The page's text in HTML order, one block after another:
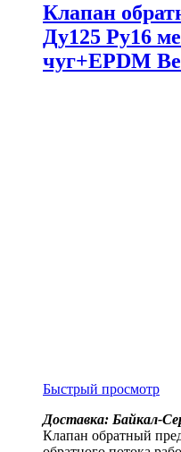
Клапан
Ду125 Ру16
чуг+EPDM
Быстрый просмотр
Доставка: Байкал-
Клапан обратный